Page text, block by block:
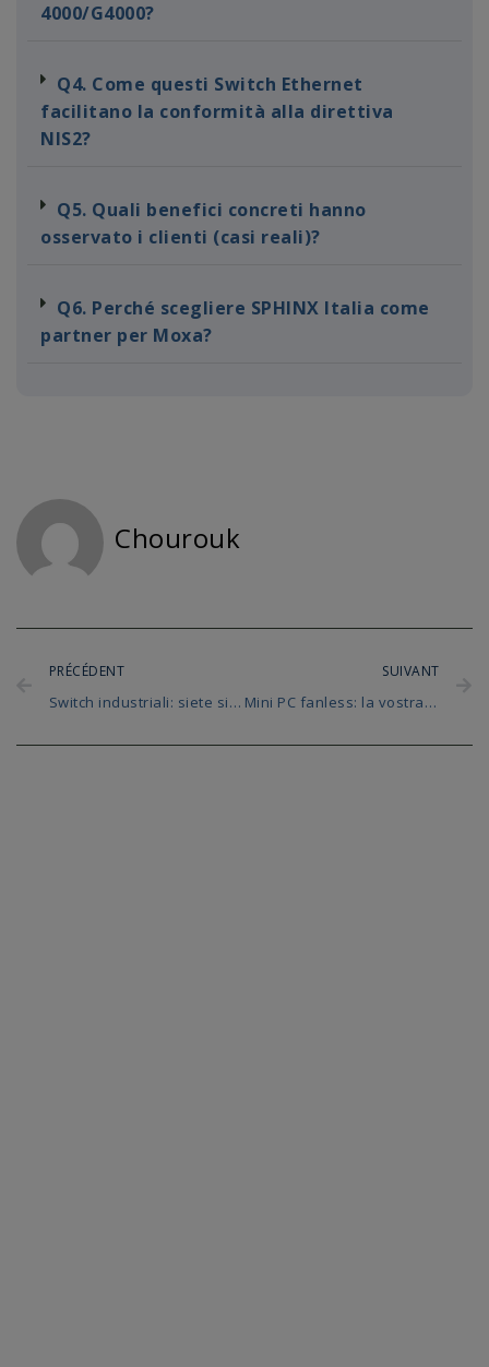
4000/G4000?
Q4. Come questi Switch Ethernet
facilitano la conformità alla direttiva
NIS2?
Q5. Quali benefici concreti hanno
osservato i clienti (casi reali)?
Q6. Perché scegliere SPHINX Italia come
partner per Moxa?
Chourouk
PRÉCÉDENT
Switch industriali: siete sicuri che siano sicuri?
SUIVANT
Mini PC fanless: la vostra guida alla scelta per l’Edge AI